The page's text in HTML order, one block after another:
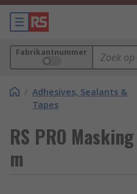
Fabrikantnummer
/ Adhesives, Sealants &
Tapes
RS PRO
m